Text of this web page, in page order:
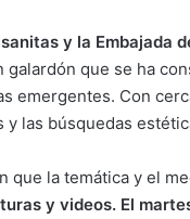
y la Embajada
que se ha
emergentes. Con
las búsquedas
que la temática y el
y videos. El